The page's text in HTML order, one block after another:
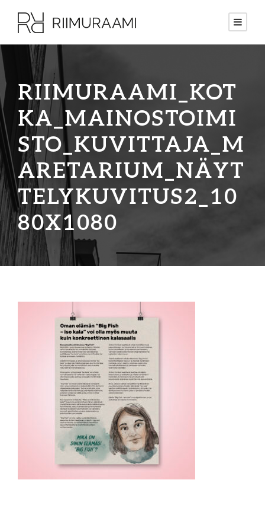
RIIMURAAMI_KOT
KA_MAINOSTOIMI
STO_KUVITTAJA_M
ARETARIUM_NÄYT
TELYKUVITUS2_10
80X1080